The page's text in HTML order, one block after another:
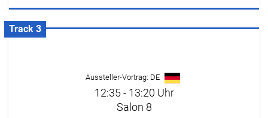
Aussteller-Vortrag: DE
12:35 - 13:20 Uhr
Salon 8
Track 3